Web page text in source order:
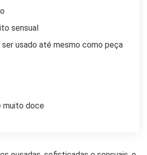
sensual
ser usado até mesmo como peça
muito doce